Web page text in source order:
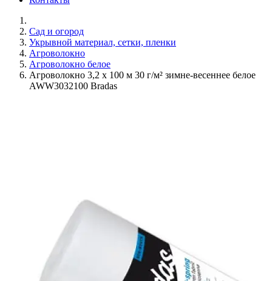
Сад и огород
Укрывной материал, сетки, пленки
Агроволокно
Агроволокно белое
Агроволокно 3,2 х 100 м 30 г/м² зимне-весеннее белое
AWW3032100 Bradas